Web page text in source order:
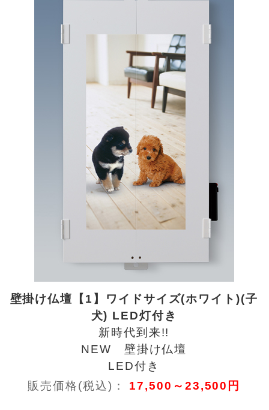
壁掛け仏壇【1】ワイドサイズ(ホワイト)(子
犬) LED灯付き
新時代到来!!
NEW 壁掛け仏壇
LED付き
販売価格(税込)： 17,500～23,500円